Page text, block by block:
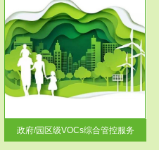
政府/园区级VOCs综合管控服务